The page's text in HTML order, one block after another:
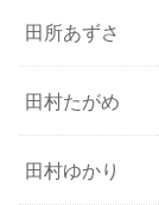
田所あずさ
田村たがめ
田村ゆかり